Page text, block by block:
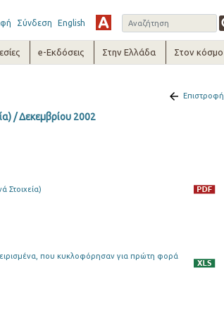
Σύνδεση English
e-Εκδόσεις Στην Ελλάδα Στον κόσμο
Επιστροφή
/ Δεκεμβρίου 2002
που κυκλοφόρησαν για πρώτη φορά